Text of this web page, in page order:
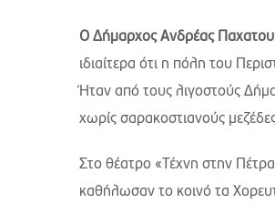
Ο Δήμαρχος Ανδρέας
ιδιαίτερα ότι η πόλη του
Ήταν από τους λιγοστούς
χωρίς σαρακοστιανούς
Στο θέατρο «Τέχνη στην
καθήλωσαν το κοινό τα